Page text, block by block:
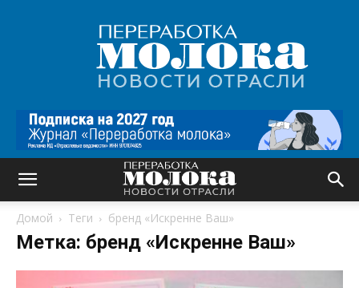
Переработка
молока
|
Новости
Домой Теги бренд «Искренне Ваш»
Метка: бренд «Искренне Ваш»